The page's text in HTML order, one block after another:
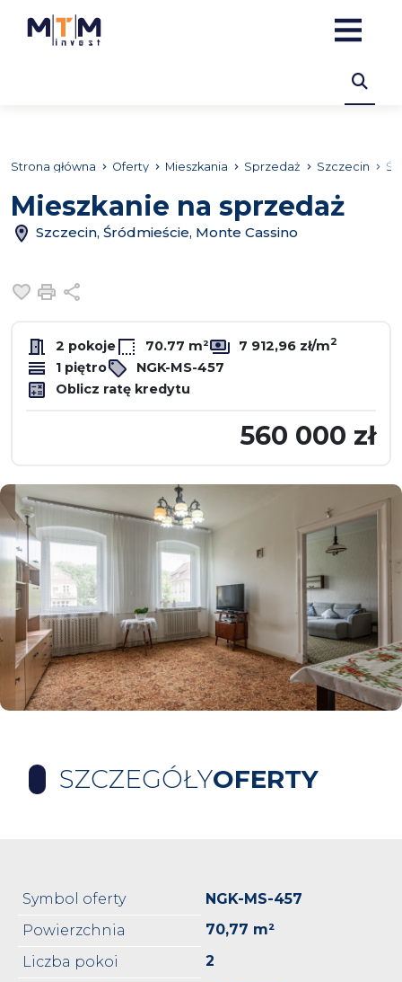
Strona główna Oferty Mieszkania Sprzedaż Szczecin
Mieszkanie na sprzedaż
Szczecin, Śródmieście, Monte Cassino
Dodaj do ulubionych
Drukuj
2 pokoje 70.77 m² 7 912,96 zł/m2
1 piętro
NGK-MS-457
Oblicz ratę kredytu
560 000 zł
SZCZEGÓŁYOFERTY
Symbol oferty
NGK-MS-457
Powierzchnia
70,77 m²
Liczba pokoi
2